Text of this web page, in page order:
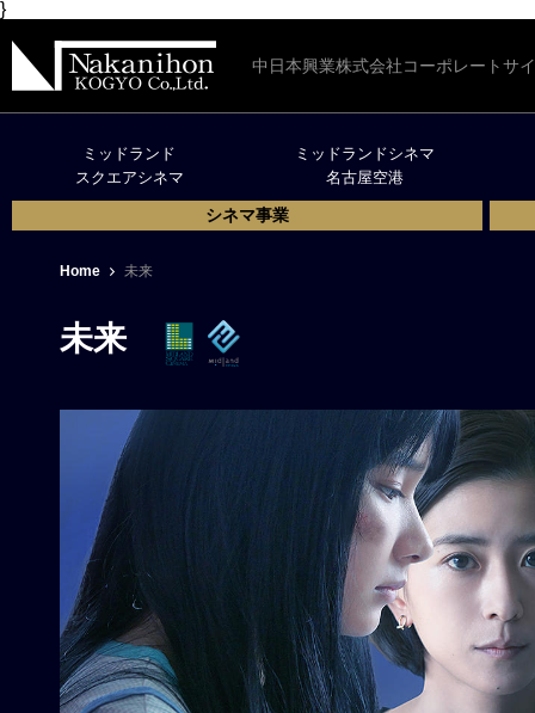
}
中日本興業株式会社コーポレートサ
ミッドランド
スクエアシネマ
ミッドランドシネマ
名古屋空港
シネマ事業
Home 未来
未来